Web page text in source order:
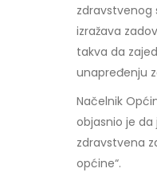
zdravstvenog
izražava
takva da
unapređenju
Načelnik
objasnio je
zdravstvena
općine“.